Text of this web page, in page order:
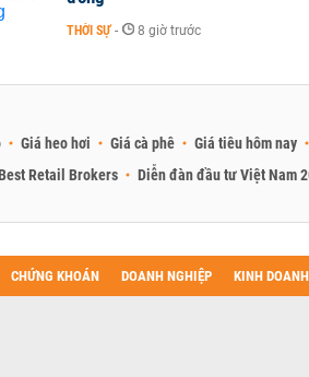
THỜI SỰ - 8 giờ trước
Giá heo hơi Giá cà phê Giá tiêu hôm nay
Retail Brokers Diễn đàn đầu tư Việt Nam
CHỨNG KHOÁN DOANH NGHIỆP KINH DOANH